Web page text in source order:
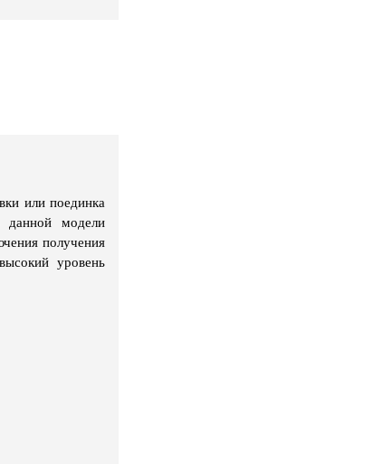
или поединка
данной модели
получения
уровень